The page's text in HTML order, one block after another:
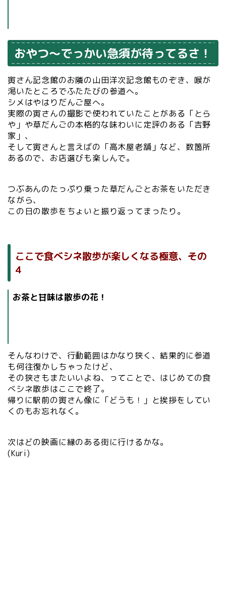
おやつ～でっかい急須が待ってるさ！
寅さん記念館のお隣の山田洋次記念館ものぞき、喉が
渇いたところでふたたびの参道へ。
シメはやはりだんご屋へ。
実際の寅さんの撮影で使われていたことがある「とら
や」や草だんごの本格的な味わいに定評のある「吉野
家」、
そして寅さんと言えばの「高木屋老舗」など、数箇所
あるので、お店選びも楽しんで。
つぶあんのたっぷり乗った草だんごとお茶をいただき
ながら、
この日の散歩をちょいと振り返ってまったり。
ここで食べシネ散歩が楽しくなる極意、その
4
お茶と甘味は散歩の花！
そんなわけで、行動範囲はかなり狭く、結果的に参道
も何往復かしちゃったけど、
その狭さもまたいいよね、ってことで、はじめての食
べシネ散歩はここで終了。
帰りに駅前の寅さん像に「どうも！」と挨拶をしてい
くのもお忘れなく。
次はどの映画に縁のある街に行けるかな。
(Kuri)